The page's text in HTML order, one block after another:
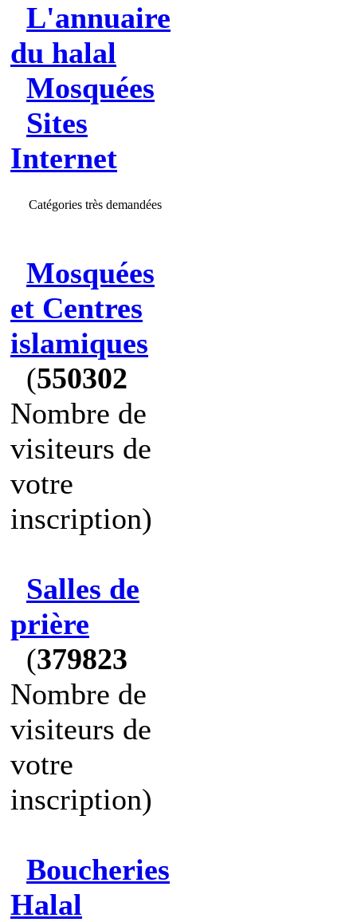
L'annuaire
du halal
Mosquées
Sites
Internet
Catégories très demandées
Mosquées
et Centres
islamiques
(550302
Nombre de
visiteurs de
votre
inscription)
Salles de
prière
(379823
Nombre de
visiteurs de
votre
inscription)
Boucheries
Halal